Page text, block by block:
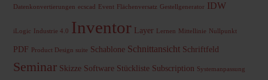
Datenkonvertierungen ecscad Event Flächenversatz Gestellgenerator IDW
iLogic Industrie 4.0 Inventor Layer Lernen Mittellinie Nullpunkt
PDF Product Design suite Schablone Schnittansicht Schriftfeld
Seminar Skizze Software Stückliste Subscription Systemanpassung